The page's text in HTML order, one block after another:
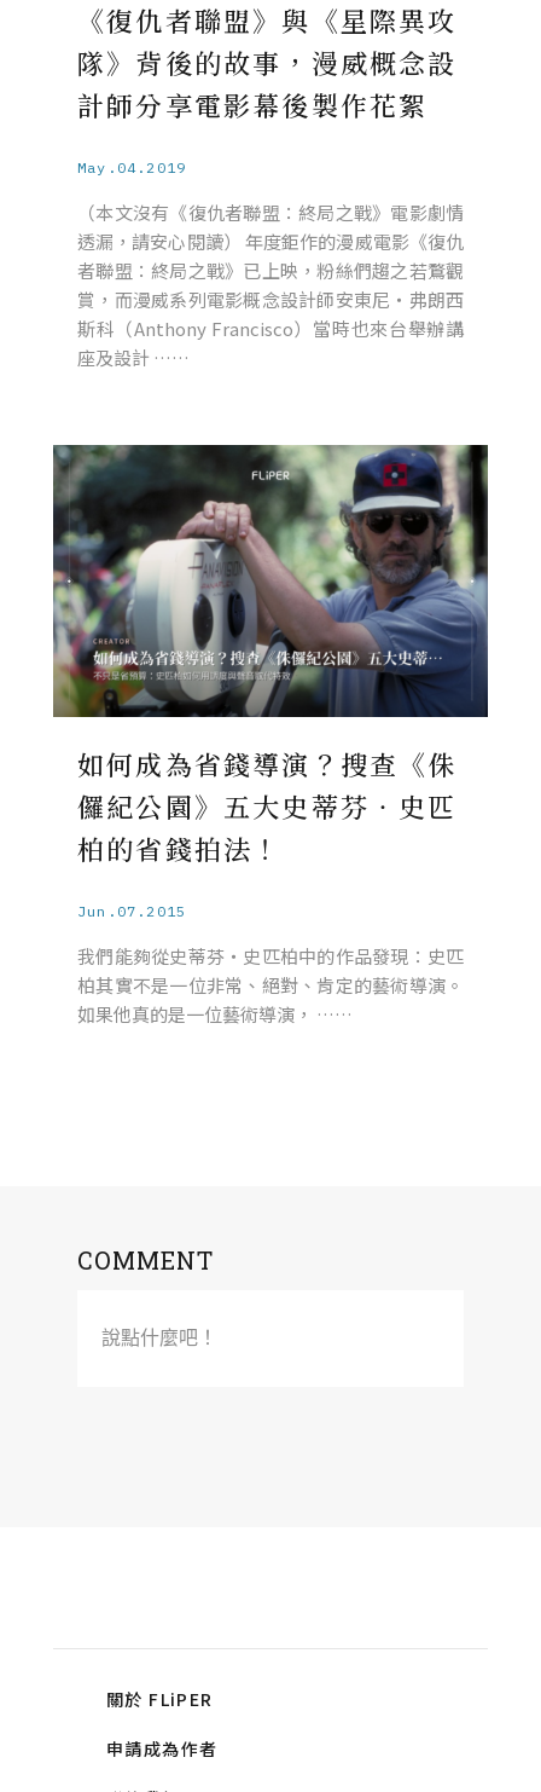
《復仇者聯盟》與《星際異攻
隊》背後的故事，漫威概念設
計師分享電影幕後製作花絮
May.04.2019
（本文沒有《復仇者聯盟：終局之戰》電影劇情
透漏，請安心閱讀） 年度鉅作的漫威電影《復仇
者聯盟：終局之戰》已上映，粉絲們趨之若鶩觀
賞，而漫威系列電影概念設計師安東尼・弗朗西
斯科（Anthony Francisco）當時也來台舉辦講
座及設計 ……
如何成為省錢導演？搜查《侏
儸紀公園》五大史蒂芬‧史匹
柏的省錢拍法！
Jun.07.2015
我們能夠從史蒂芬‧史匹柏中的作品發現：史匹
柏其實不是一位非常、絕對、肯定的藝術導演。
如果他真的是一位藝術導演， ……
COMMENT
說點什麼吧！
關於 FLiPER
申請成為作者